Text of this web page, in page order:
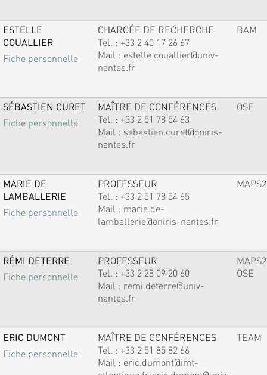
ESTELLE
COUALLIER
Fiche personnelle
CHARGÉE DE RECHERCHE
Tel. : +33 2 40 17 26 67
Mail : estelle.couallier@univ-
nantes.fr
BAM
SÉBASTIEN CURET
Fiche personnelle
MAÎTRE DE CONFÉRENCES
Tel. : +33 2 51 78 54 63
Mail : sebastien.curet@oniris-
nantes.fr
OSE
MARIE DE
LAMBALLERIE
Fiche personnelle
PROFESSEUR
Tel. : +33 2 51 78 54 65
Mail : marie.de-
lamballerie@oniris-nantes.fr
MAPS2
RÉMI DETERRE
Fiche personnelle
PROFESSEUR
Tel. : +33 2 28 09 20 60
Mail : remi.deterre@univ-
nantes.fr
MAPS2
OSE
ERIC DUMONT
Fiche personnelle
MAÎTRE DE CONFÉRENCES
Tel. : +33 2 51 85 82 66
Mail : eric.dumont@imt-
TEAM